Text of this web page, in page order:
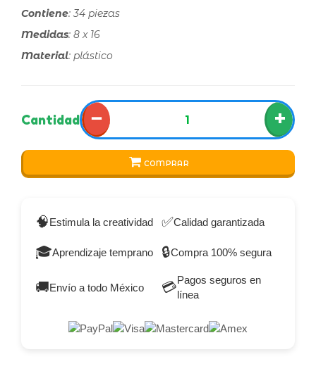
Contiene: 34 piezas
Medidas: 8 x 16
Material: plástico
Cantidad − +
COMPRAR
🧠Estimula la creatividad ✅Calidad garantizada
🎓Aprendizaje temprano 🔒Compra 100% segura
🚚Envío a todo México 💳Pagos seguros en
línea